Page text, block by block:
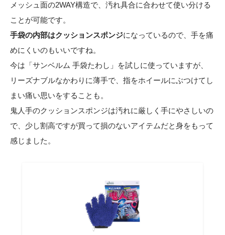
メッシュ面の2WAY構造で、汚れ具合に合わせて使い分ける
ことが可能です。
手袋の内部はクッションスポンジになっているので、手を痛
めにくいのもいいですね。
今は「サンベルム 手袋たわし」を試しに使っていますが、
リーズナブルなかわりに薄手で、指をホイールにぶつけてし
まい痛い思いをすることも。
鬼人手のクッションスポンジは汚れに厳しく手にやさしいの
で、少し割高ですが買って損のないアイテムだと身をもって
感じました。